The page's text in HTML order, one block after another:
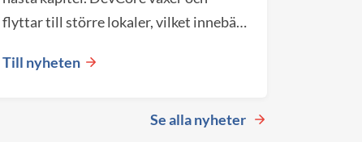
flyttar till större lokaler, vilket innebär
tillgängligt från september 2026.
Till nyheten
Se alla nyheter